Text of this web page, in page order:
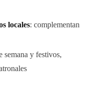
locales: complementan
semana y festivos,